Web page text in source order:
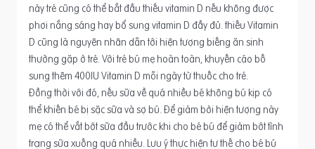
này trẻ cũng có thể bắt đầu thiếu vitamin D nếu không được
phơi nắng sáng hay bổ sung vitamin D đầy đủ. thiếu Vitamin
D cũng là nguyên nhân dẫn tới hiện tượng biếng ăn sinh
thường gặp ở trẻ. Với trẻ bú mẹ hoàn toàn, khuyến cáo bố
sung thêm 400IU Vitamin D mỗi ngày từ thuốc cho trẻ.
Đồng thời với đó, nếu sữa về quá nhiều bé không bú kịp có
thể khiến bé bị sặc sữa và sợ bú. Để giảm bởi hiện tượng này
mẹ có thể vắt bớt sữa đầu trước khi cho bé bú để giảm bớt tình
trạng sữa xuống quá nhiều. Lưu ý thực hiện tư thế cho bé bú